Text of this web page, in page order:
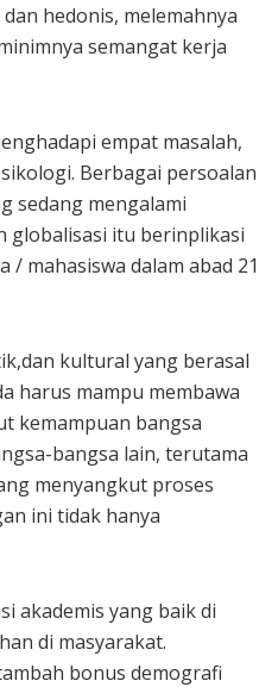
hedonis, melemahnya
semangat kerja
empat masalah,
Berbagai persoalan
sedang mengalami
globalisasi itu berinplikasi
mahasiswa dalam abad 21
kultural yang berasal
harus mampu membawa
kemampuan bangsa
bangsa lain, terutama
menyangkut proses
ini tidak hanya
akademis yang baik di
di masyarakat.
bonus demografi